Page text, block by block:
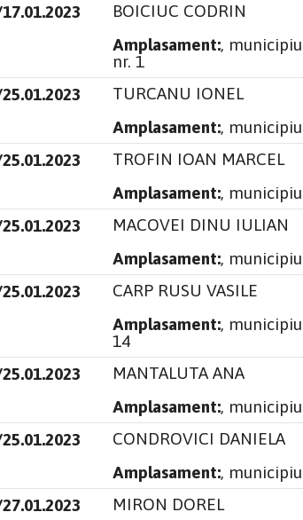
BOICIUC CODRIN
Amplasament:,
nr. 1
TURCANU IONEL
Amplasament:,
TROFIN IOAN MARCEL
Amplasament:,
MACOVEI DINU IULIAN
Amplasament:,
CARP RUSU VASILE
Amplasament:,
14
MANTALUTA ANA
Amplasament:,
CONDROVICI DANIELA
Amplasament:,
MIRON DOREL